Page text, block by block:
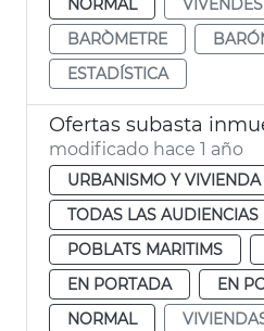
BARÒMETRE
ESTADÍSTICA
modificado hace 1 año
URBANISMO Y VIVIENDA
TODAS LAS AUDIENCIAS
POBLATS MARITIMS
EN PORTADA
EN
NORMAL